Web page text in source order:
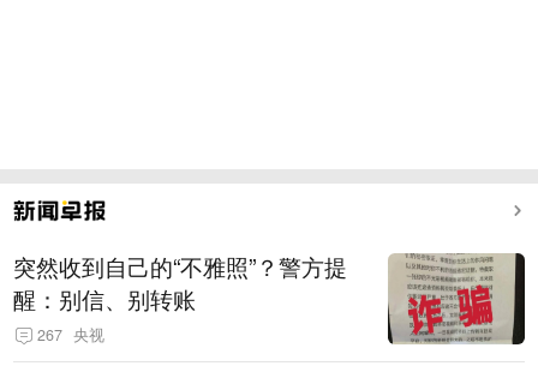
突然收到自己的“不雅照”？警方提
醒：别信、别转账
267 央视